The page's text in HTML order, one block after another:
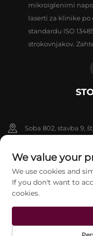
mikroiglenimi
laserti za klinike po
standardu ISO
strokovnjakov.
Soba 802, stavba 9,
+86-13911459627
[email protected]
Avtorske pravice © 2026
pravice pridržane. Pravilnik
We value your
We use cookies and
If you don't want to
cookies.